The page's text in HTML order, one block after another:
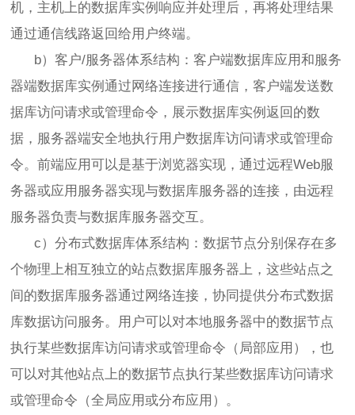
机，主机上的数据库实例响应并处理后，再将处理结果
通过通信线路返回给用户终端。
b）客户/服务器体系结构：客户端数据库应用和服务
器端数据库实例通过网络连接进行通信，客户端发送数
据库访问请求或管理命令，展示数据库实例返回的数
据，服务器端安全地执行用户数据库访问请求或管理命
令。前端应用可以是基于浏览器实现，通过远程Web服
务器或应用服务器实现与数据库服务器的连接，由远程
服务器负责与数据库服务器交互。
c）分布式数据库体系结构：数据节点分别保存在多
个物理上相互独立的站点数据库服务器上，这些站点之
间的数据库服务器通过网络连接，协同提供分布式数据
库数据访问服务。用户可以对本地服务器中的数据节点
执行某些数据库访问请求或管理命令（局部应用），也
可以对其他站点上的数据节点执行某些数据库访问请求
或管理命令（全局应用或分布应用）。